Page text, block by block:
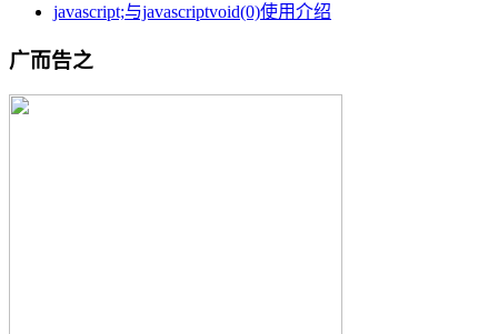
javascript;与javascriptvoid(0)使用介绍
广而告之